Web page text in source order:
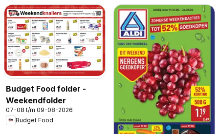
Budget Food folder -
Weekendfolder
07-08 t/m 09-08-2026
Budget Food